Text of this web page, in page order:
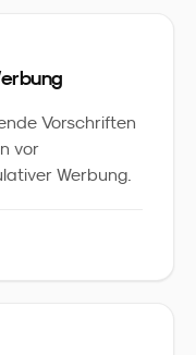
Vorschriften
vor
Werbung.